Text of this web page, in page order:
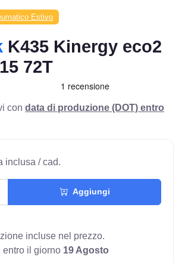
Estivo
K435 Kinergy eco2
72T
condata di produzione (DOT) entro
inclusa / cad.
Aggiungi
incluse nel prezzo.
entro il giorno 19 Agosto